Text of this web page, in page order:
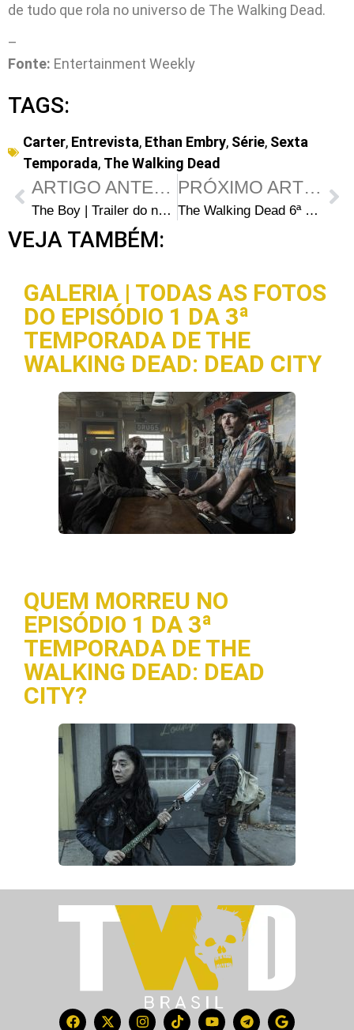
de tudo que rola no universo de The Walking Dead.
–
Fonte: Entertainment Weekly
TAGS:
Carter, Entrevista, Ethan Embry, Série, Sexta
Temporada, The Walking Dead
ARTIGO ANTERIOR
The Boy | Trailer do novo filme de Lauren Cohan
PRÓXIMO ARTIGO
The Walking Dead 6ª Temporada: Análise antecipada do episódio 2 – “JSS”
VEJA TAMBÉM:
GALERIA | TODAS AS FOTOS
DO EPISÓDIO 1 DA 3ª
TEMPORADA DE THE
WALKING DEAD: DEAD CITY
QUEM MORREU NO
EPISÓDIO 1 DA 3ª
TEMPORADA DE THE
WALKING DEAD: DEAD
CITY?